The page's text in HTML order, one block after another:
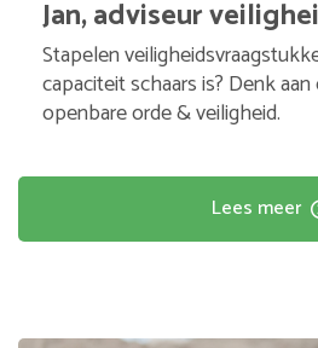
Jan, adviseur
Stapelen
capaciteit schaars is? Denk
openbare orde & veiligheid.
Lees meer